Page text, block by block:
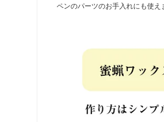
ペンのパーツのお手入れにも使え